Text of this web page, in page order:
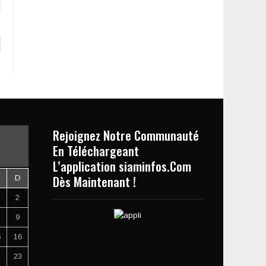
D
2
9
16
23
Rejoignez Notre Communauté
En Téléchargeant
L’application siaminfos.Com
Dès Maintenant !